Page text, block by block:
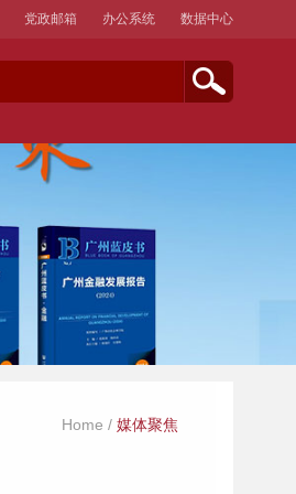
党政邮箱 办公系统 数据中心
Home / 媒体聚焦